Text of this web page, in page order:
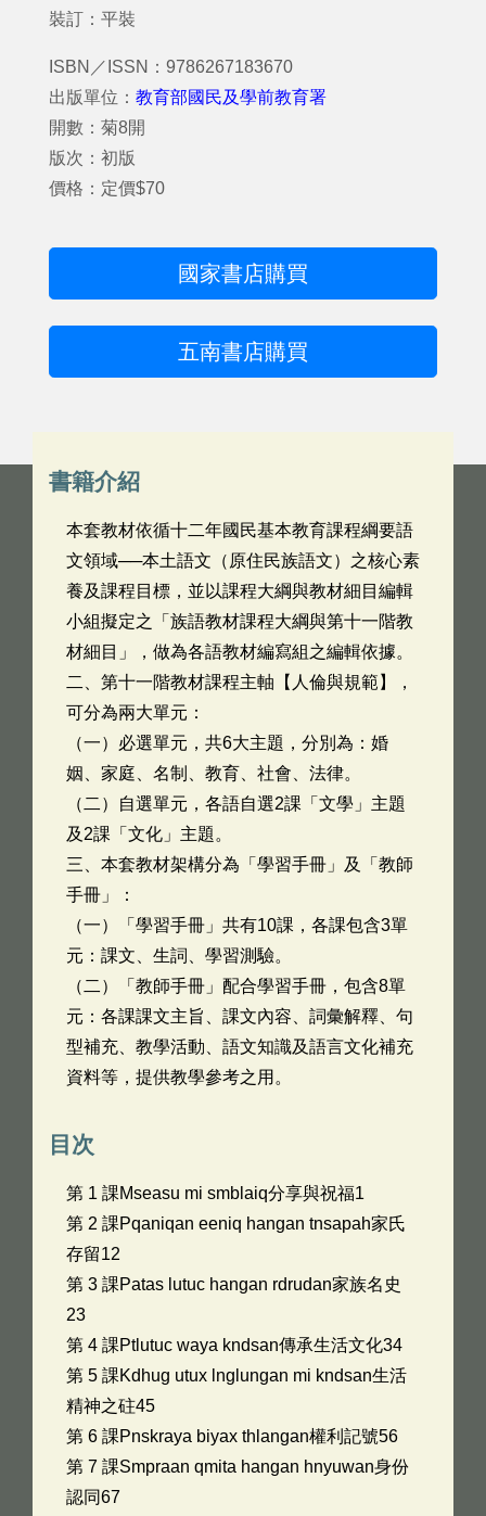
裝訂：平裝
ISBN／ISSN：9786267183670
出版單位： 教育部國民及學前教育署
開數：菊8開
版次：初版
價格：定價$70
國家書店購買
五南書店購買
書籍介紹
本套教材依循十二年國民基本教育課程綱要語
文領域──本土語文（原住民族語文）之核心素
養及課程目標，並以課程大綱與教材細目編輯
小組擬定之「族語教材課程大綱與第十一階教
材細目」，做為各語教材編寫組之編輯依據。
二、第十一階教材課程主軸【人倫與規範】，
可分為兩大單元：
（一）必選單元，共6大主題，分別為：婚
姻、家庭、名制、教育、社會、法律。
（二）自選單元，各語自選2課「文學」主題
及2課「文化」主題。
三、本套教材架構分為「學習手冊」及「教師
手冊」：
（一）「學習手冊」共有10課，各課包含3單
元：課文、生詞、學習測驗。
（二）「教師手冊」配合學習手冊，包含8單
元：各課課文主旨、課文內容、詞彙解釋、句
型補充、教學活動、語文知識及語言文化補充
資料等，提供教學參考之用。
目次
第 1 課Mseasu mi smblaiq分享與祝福1
第 2 課Pqaniqan eeniq hangan tnsapah家氏
存留12
第 3 課Patas lutuc hangan rdrudan家族名史
23
第 4 課Ptlutuc waya kndsan傳承生活文化34
第 5 課Kdhug utux lnglungan mi kndsan生活
精神之砫45
第 6 課Pnskraya biyax thlangan權利記號56
第 7 課Smpraan qmita hangan hnyuwan身份
認同67